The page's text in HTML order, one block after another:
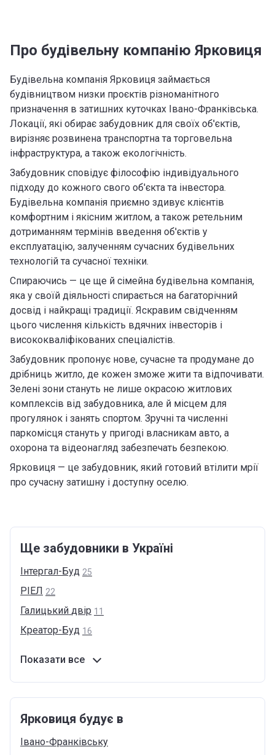
Про будівельну компанію Ярковиця
Будівельна компанія Ярковиця займається
будівництвом низки проєктів різноманітного
призначення в затишних куточках Івано-Франківська.
Локації, які обирає забудовник для своїх об'єктів,
вирізняє розвинена транспортна та торговельна
інфраструктура, а також екологічність.
Забудовник сповідує філософію індивідуального
підходу до кожного свого об'єкта та інвестора.
Будівельна компанія приємно здивує клієнтів
комфортним і якісним житлом, а також ретельним
дотриманням термінів введення об'єктів у
експлуатацію, залученням сучасних будівельних
технологій та сучасної техніки.
Спираючись — це ще й сімейна будівельна компанія,
яка у своїй діяльності спирається на багаторічний
досвід і найкращі традиції. Яскравим свідченням
цього числення кількість вдячних інвесторів і
висококваліфікованих спеціалістів.
Забудовник пропонує нове, сучасне та продумане до
дрібниць житло, де кожен зможе жити та відпочивати.
Зелені зони стануть не лише окрасою житлових
комплексів від забудовника, але й місцем для
прогулянок і занять спортом. Зручні та численні
паркомісця стануть у пригоді власникам авто, а
охорона та відеонагляд забезпечать безпекою.
Ярковиця — це забудовник, який готовий втілити мрії
про сучасну затишну і доступну оселю.
Ще забудовники в Україні
Інтергал-Буд 25
РІЕЛ 22
Галицький двір 11
Креатор-Буд 16
Показати все
Ярковиця будує в
Івано-Франківську